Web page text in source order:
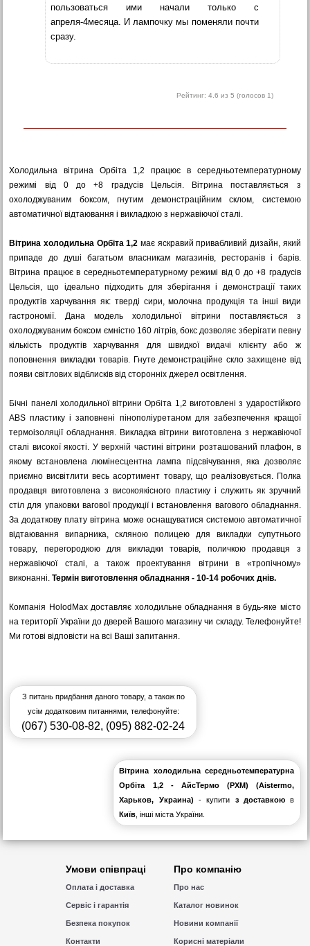
пользоваться ими начали только с
апреля-4месяца. И лампочку мы поменяли почти
сразу.
Рейтинг: 4.6 из 5 (голосов 1)
Холодильна вітрина Орбіта 1,2 працює в середньотемпературному
режимі від 0 до +8 градусів Цельсія. Вітрина поставляється з
охолоджуваним боксом, гнутим демонстраційним склом, системою
автоматичної відтаювання і викладкою з нержавіючої сталі.
Вітрина холодильна Орбіта 1,2 має яскравий привабливий дизайн, який
припаде до душі багатьом власникам магазинів, ресторанів і барів.
Вітрина працює в середньотемпературному режимі від 0 до +8 градусів
Цельсія, що ідеально підходить для зберігання і демонстрації таких
продуктів харчування як: тверді сири, молочна продукція та інші види
гастрономії. Дана модель холодильної вітрини поставляється з
охолоджуваним боксом ємністю 160 літрів, бокс дозволяє зберігати певну
кількість продуктів харчування для швидкої видачі клієнту або ж
поповнення викладки товарів. Гнуте демонстраційне скло захищене від
появи світлових відблисків від сторонніх джерел освітлення.
Бічні панелі холодильної вітрини Орбіта 1,2 виготовлені з ударостійкого
ABS пластику і заповнені пінополіуретаном для забезпечення кращої
термоізоляції обладнання. Викладка вітрини виготовлена з нержавіючої
сталі високої якості. У верхній частині вітрини розташований плафон, в
якому встановлена люмінесцентна лампа підсвічування, яка дозволяє
приємно висвітлити весь асортимент товару, що реалізовується. Полка
продавця виготовлена з високоякісного пластику і служить як зручний
стіл для упаковки вагової продукції і встановлення вагового обладнання.
За додаткову плату вітрина може оснащуватися системою автоматичної
відтаювання випарника, скляною полицею для викладки супутнього
товару, перегородкою для викладки товарів, поличкою продавця з
нержавіючої сталі, а також проектування вітрини в «тропічному»
виконанні.Термін виготовлення обладнання - 10-14 робочих днів.
Компанія HolodMax доставляє холодильне обладнання в будь-яке місто
на території України до дверей Вашого магазину чи складу. Телефонуйте!
Ми готові відповісти на всі Ваші запитання.
З питань придбання даного товару, а також по
усім додатковим питаннями, телефонуйте:
(067) 530-08-82, (095) 882-02-24
Вітрина холодильна середньотемпературна
Орбіта 1,2 - АйсТермо (РХМ) (Aistermo,
Харьков, Украина)- купити з доставкоюв
Київ , інші міста України.
Умови співпраці
Оплата і доставка
Сервіс і гарантія
Безпека покупок
Контакти
Про компанію
Про нас
Каталог новинок
Новини компанії
Корисні матеріали